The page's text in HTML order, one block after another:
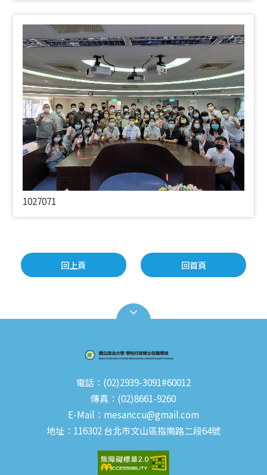
1027071
回上頁 回首頁
電話：(02)2939-3091#60012
傳真：(02)8661-9260
E-Mail：mesanccu@gmail.com
地址：116302 台北市文山區指南路二段64號